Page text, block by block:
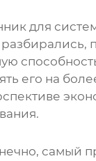
для
его на
самый